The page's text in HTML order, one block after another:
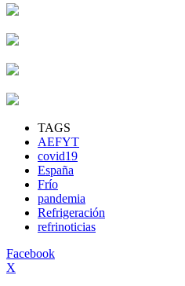
TAGS
AEFYT
covid19
España
Frío
pandemia
Refrigeración
refrinoticias
Facebook
X